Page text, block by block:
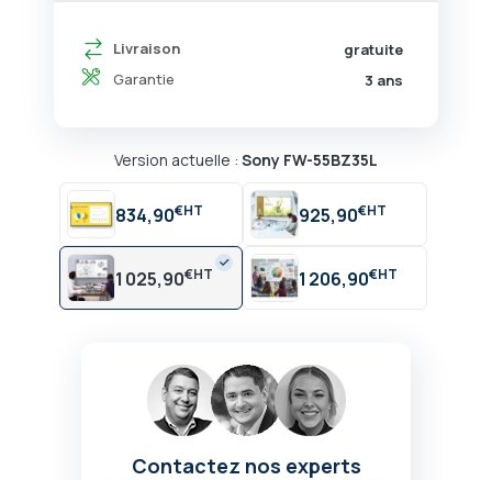
Livraison
gratuite
Garantie
3 ans
Version actuelle : Sony FW-55BZ35L
834,90€ 925,90€
1 025,90€ 1 206,90€
Contactez nos experts